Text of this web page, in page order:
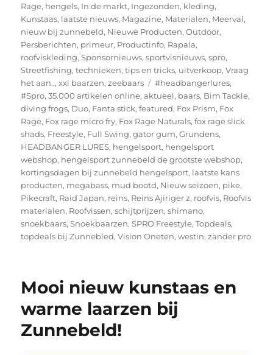
Rage, hengels, In de markt, Ingezonden, kleding,
Kunstaas, laatste nieuws, Magazine, Materialen, Meerval,
nieuw bij zunnebeld, Nieuwe Producten,Outdoor,
Persberichten, primeur, Productinfo, Rapala,
roofviskleding,Sponsornieuws,sportvisnieuws,spro,
Streetfishing,technieken,tips en tricks, uitverkoop,Vraag
het aan..,xxl baarzen,zeebaars Tags
#headbangerlures,
#Spro,35.000 artikelen online,aktueel, baars, Bim Tackle,
diving frogs, Duo, Fanta stick,featured, Fox Prism, Fox
Rage, Fox rage micro fry, Fox Rage Naturals,fox rage slick
shads, Freestyle, Full Swing,gator gum,Grundens,
HEADBANGER LURES, hengelsport, hengelsport
webshop, hengelsport zunnebeld de grootste webshop,
kortingsdagen bij zunnebeld hengelsport, laatste kans
producten, megabass, mud bootd, Nieuw seizoen, pike,
Pikecraft, Raid Japan, reins, Reins Ajiriger z, roofvis, Roofvis
materialen, Roofvissen,schijtprijzen,shimano,
snoekbaars,Snoekbaarzen,SPRO Freestyle,Topdeals,
topdeals bij Zunnebled,Vision Oneten,westin,zander pro
Mooi nieuw kunstaas en
warme laarzen bij
Zunnebeld!